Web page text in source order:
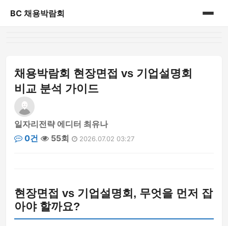
BC 채용박람회
채용박람회 현장면접 vs 기업설명회
비교 분석 가이드
일자리전략 에디터 최유나
0건
55회 2026.07.02 03:27
현장면접 vs 기업설명회, 무엇을 먼저 잡
아야 할까요?